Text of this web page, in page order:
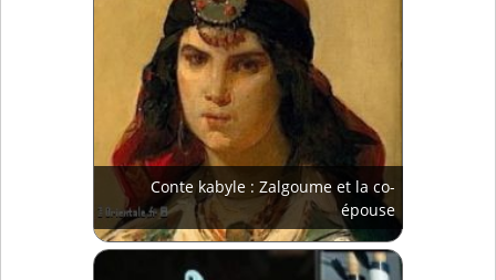
Conte kabyle : Zalgoume et la co-
épouse